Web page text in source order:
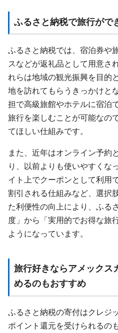
ふるさと納税で旅行がで
ふるさと納税では、宿泊券や
スなどが返礼品として用意さ
れらは地域の観光振興を目的
地を訪れてもらうきっかけと
担で高級旅館やホテルに宿泊
旅行を楽しむことが可能なの
てほしい仕組みです。
また、近年はオンライン予約
り、以前よりも使いやすくな
イト上でクーポンとして利用
割引される仕組みなど、選択
た利便性の向上により、ふる
度」から「実用的でお得な旅
ようになっています。
旅行好きならアメックス
めるのもおすすめ
ふるさと納税の寄付はクレジ
ポイント還元を受けられるの